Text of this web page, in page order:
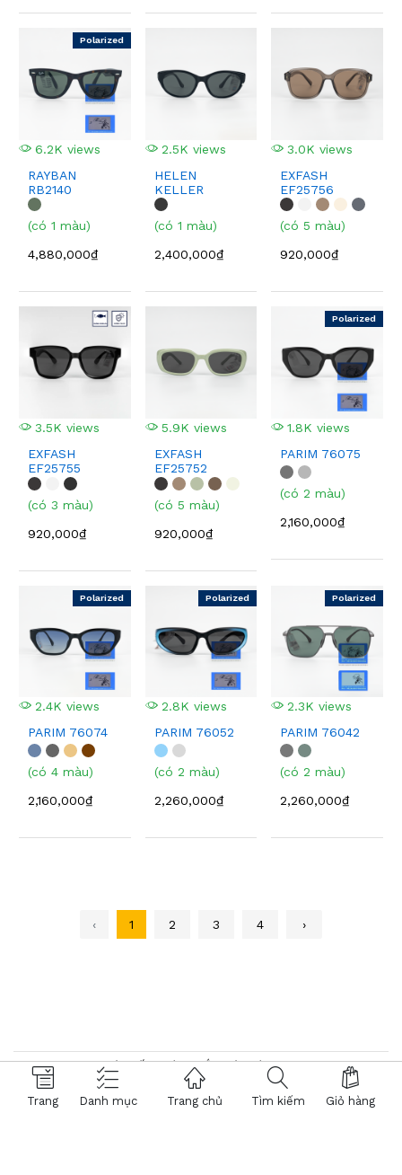
Trang Danh mục Trang chủ Tìm kiếm Giỏ hàng
6.2K views
Polarized
RAYBAN
RB2140
(có 1 màu)
4,880,000₫
2.5K views
HELEN
KELLER
H2703
(có 1 màu)
2,400,000₫
3.0K views
EXFASH
EF25756
(có 5 màu)
920,000₫
3.5K views
EXFASH
EF25755
(có 3 màu)
920,000₫
5.9K views
EXFASH
EF25752
(có 5 màu)
920,000₫
1.8K views
Polarized
PARIM 76075
(có 2 màu)
2,160,000₫
2.4K views
Polarized
PARIM 76074
(có 4 màu)
2,160,000₫
2.8K views
Polarized
PARIM 76052
(có 2 màu)
2,260,000₫
2.3K views
Polarized
PARIM 76042
(có 2 màu)
2,260,000₫
‹ 1 2 3 4 ›
© 2026 Hệ thống Kính Mắt Việt Tín. Powered by
NTMTech